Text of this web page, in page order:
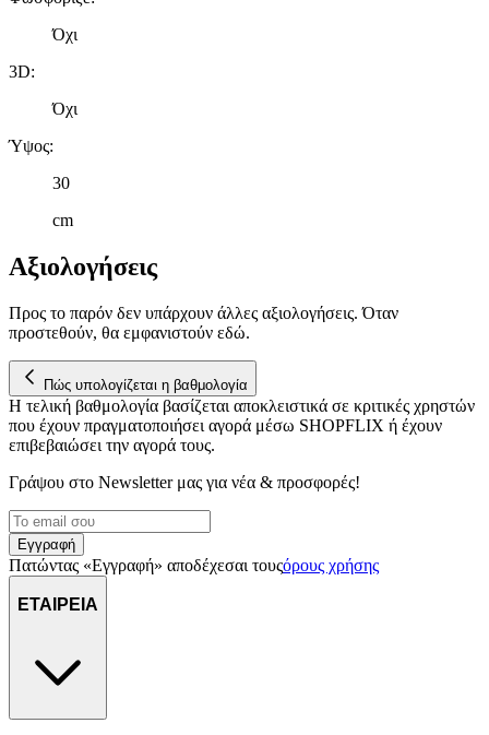
Όχι
3D:
Όχι
Ύψος:
30
cm
Αξιολογήσεις
Προς το παρόν δεν υπάρχουν άλλες αξιολογήσεις. Όταν
προστεθούν, θα εμφανιστούν εδώ.
Πώς υπολογίζεται η βαθμολογία
Η τελική βαθμολογία βασίζεται αποκλειστικά σε κριτικές χρηστών
που έχουν πραγματοποιήσει αγορά μέσω SHOPFLIX ή έχουν
επιβεβαιώσει την αγορά τους.
Γράψου στο Νewsletter μας για νέα & προσφορές!
Εγγραφή
Πατώντας «Εγγραφή» αποδέχεσαι τουςόρους χρήσης
ΕΤΑΙΡΕΙΑ